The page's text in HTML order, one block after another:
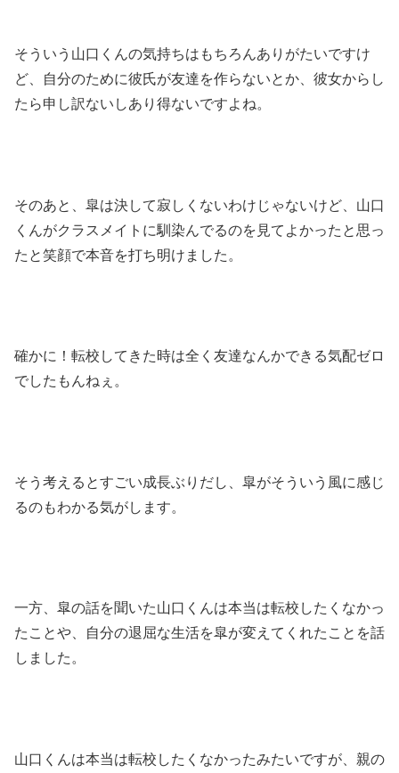
そういう山口くんの気持ちはもちろんありがたいですけ
ど、自分のために彼氏が友達を作らないとか、彼女からし
たら申し訳ないしあり得ないですよね。
そのあと、皐は決して寂しくないわけじゃないけど、山口
くんがクラスメイトに馴染んでるのを見てよかったと思っ
たと笑顔で本音を打ち明けました。
確かに！転校してきた時は全く友達なんかできる気配ゼロ
でしたもんねぇ。
そう考えるとすごい成長ぶりだし、皐がそういう風に感じ
るのもわかる気がします。
一方、皐の話を聞いた山口くんは本当は転校したくなかっ
たことや、自分の退屈な生活を皐が変えてくれたことを話
しました。
山口くんは本当は転校したくなかったみたいですが、親の